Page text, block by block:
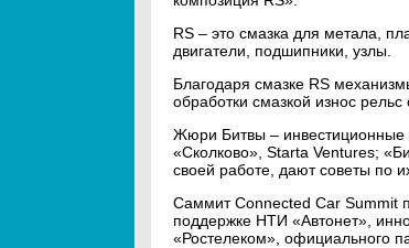
RS – это смазка для метала,
двигатели, подшипники, узлы.
Благодаря смазке RS
обработки смазкой износ
Жюри Битвы – инвестиционные
«Сколково», Starta Ventures;
своей работе, дают советы по
Саммит Connected Car Summit
поддержке НТИ «Автонет»,
«Ростелеком», официального